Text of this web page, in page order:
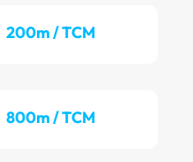
200m / TCM
800m / TCM